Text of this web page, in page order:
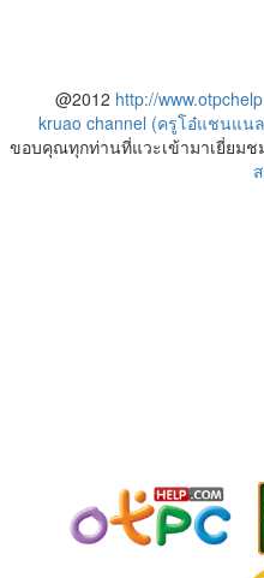
@2012 http://
kruao channel (ครูโอ๋แชนแน
ขอบคุณทุกท่านที่แวะเข้ามาเยี่ยมช